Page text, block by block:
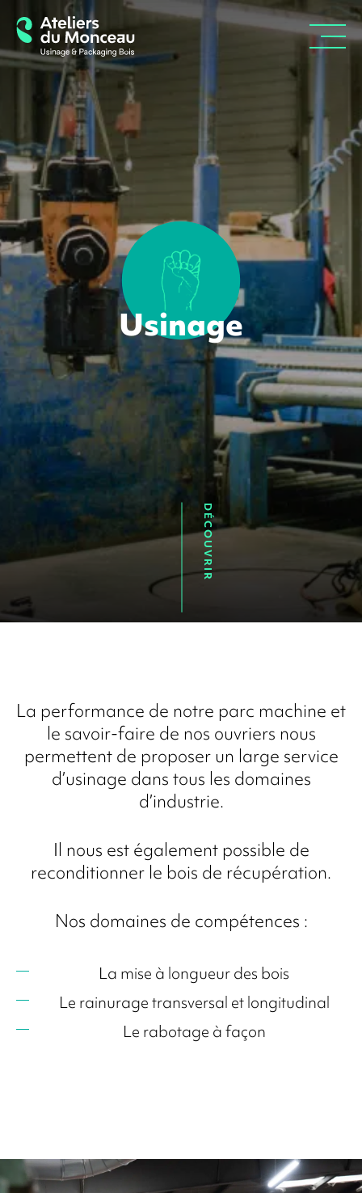
Usinage
DÉCOUVRIR
La performance de notre parc machine et
le savoir-faire de nos ouvriers nous
permettent de proposer un large service
d’usinage dans tous les domaines
d’industrie.
Il nous est également possible de
reconditionner le bois de récupération.
Nos domaines de compétences :
La mise à longueur des bois
Le rainurage transversal et longitudinal
Le rabotage à façon